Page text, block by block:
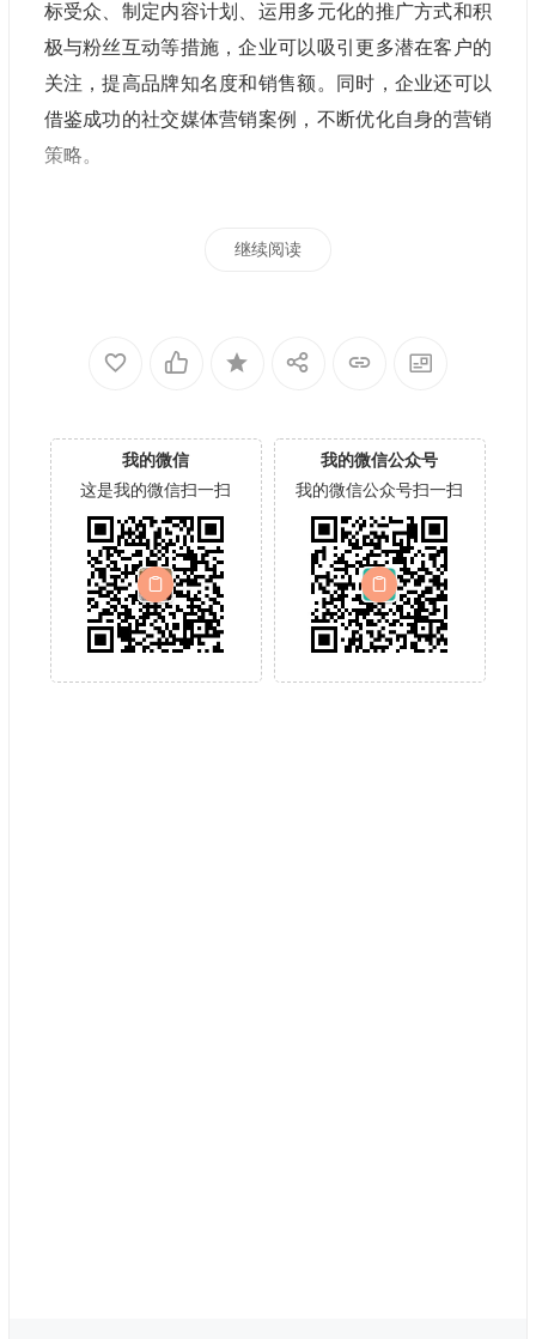
标受众、制定内容计划、运用多元化的推广方式和积
极与粉丝互动等措施，企业可以吸引更多潜在客户的
关注，提高品牌知名度和销售额。同时，企业还可以
借鉴成功的社交媒体营销案例，不断优化自身的营销
策略。
继续阅读
我的微信
这是我的微信扫一扫
我的微信公众号
我的微信公众号扫一扫